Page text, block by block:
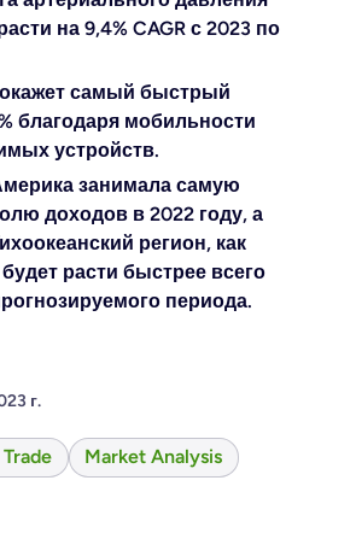
на 9,4% CAGR с 2023 по
самый быстрый
благодаря мобильности
устройств.
занимала самую
доходов в 2022 году, а
регион, как
расти быстрее всего
периода.
г.
Market Analysis